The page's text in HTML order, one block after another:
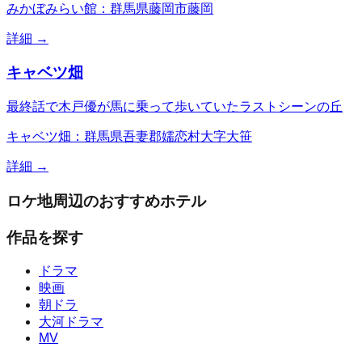
みかぼみらい館：群馬県藤岡市藤岡
詳細 →
キャベツ畑
最終話で木戸優が馬に乗って歩いていたラストシーンの丘
キャベツ畑：群馬県吾妻郡嬬恋村大字大笹
詳細 →
ロケ地周辺のおすすめホテル
作品を探す
ドラマ
映画
朝ドラ
大河ドラマ
MV